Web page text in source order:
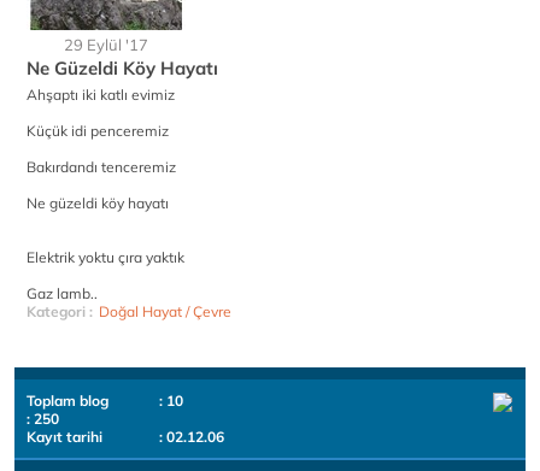
29 Eylül '17
Ne Güzeldi Köy Hayatı
Ahşaptı iki katlı evimiz
Küçük idi penceremiz
Bakırdandı tenceremiz
Ne güzeldi köy hayatı
Elektrik yoktu çıra yaktık
Gaz lamb..
Kategori : Doğal Hayat / Çevre
Toplam blog
: 10
: 250
Kayıt tarihi
: 02.12.06